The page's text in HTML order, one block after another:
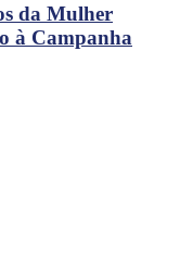
da Mulher
à Campanha